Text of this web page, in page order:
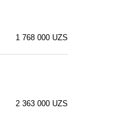
1 768 000 UZS
2 363 000 UZS